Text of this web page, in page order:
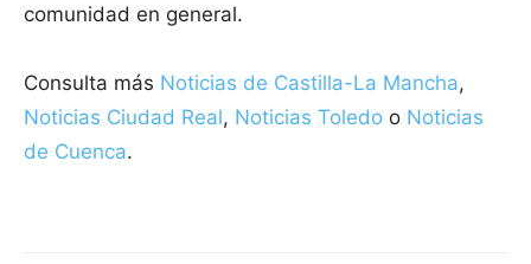
comunidad en general.
Consulta más Noticias de Castilla-La Mancha,
Noticias Ciudad Real, Noticias Toledo o Noticias
de Cuenca.